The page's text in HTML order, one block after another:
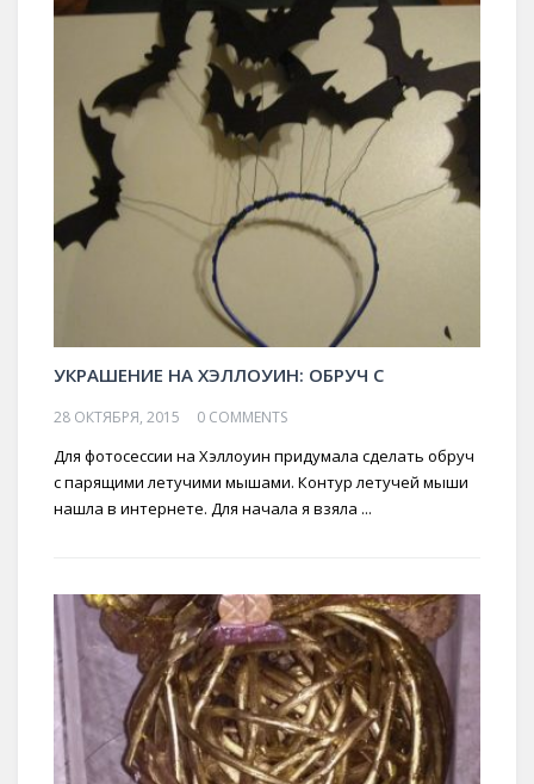
УКРАШЕНИЕ НА ХЭЛЛОУИН: ОБРУЧ С
28 ОКТЯБРЯ, 2015 0 COMMENTS
Для фотосессии на Хэллоуин придумала сделать обруч
с парящими летучими мышами. Контур летучей мыши
нашла в интернете. Для начала я взяла ...